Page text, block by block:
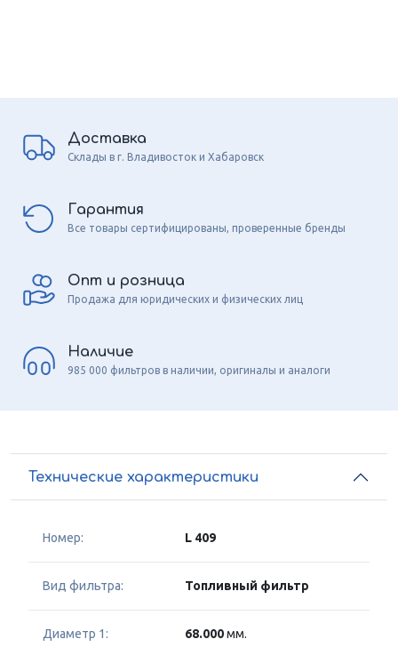
Доставка
Склады в г. Владивосток и Хабаровск
Гарантия
Все товары сертифицированы, проверенные бренды
Опт и розница
Продажа для юридических и физических лиц
Наличие
985 000 фильтров в наличии, оригиналы и аналоги
Технические характеристики
Номер: L 409
Вид фильтра: Топливный фильтр
Диаметр 1: 68.000мм.